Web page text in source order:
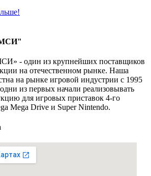
- один из крупнейших поставщиков
на отечественном рынке. Наша
на рынке игровой индустрии с 1995
из первых начали реализовывать
для игровых приставок 4-го
Mega Drive и Super Nintendo.